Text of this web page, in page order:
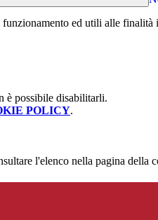
ed utili alle finalità
è possibile disabilitarli.
POLICY.
l'elenco nella pagina della